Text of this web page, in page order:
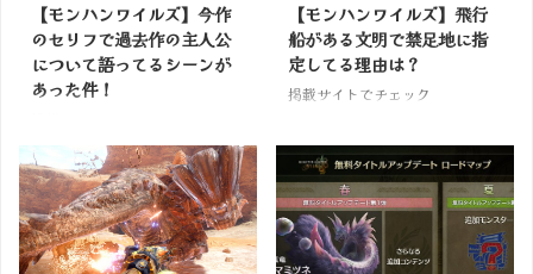
【モンハンワイルズ】今作
のセリフで過去作の主人公
について語ってるシーンが
あった件！
【モンハンワイルズ】飛行
船がある文明で禁足地に指
定してる理由は？
掲載サイトでチェック